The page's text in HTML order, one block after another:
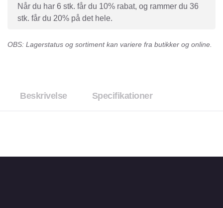
Når du har 6 stk. får du 10% rabat, og rammer du 36
stk. får du 20% på det hele.
OBS: Lagerstatus og sortiment kan variere fra butikker og online.
Beskrivelse Specifikationer